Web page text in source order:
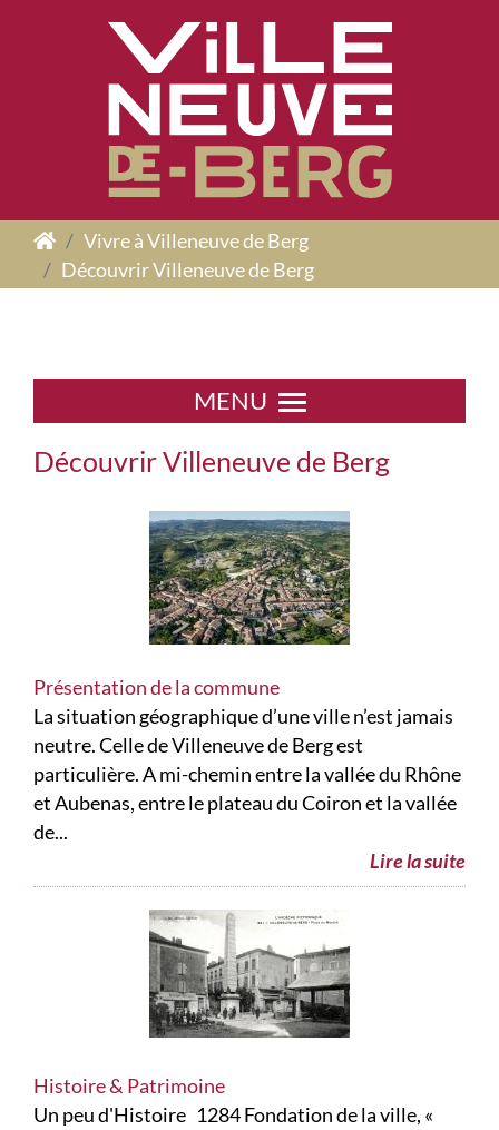
Vivre à Villeneuve de Berg
Découvrir Villeneuve de Berg
MENU
Découvrir Villeneuve de Berg
Présentation de la commune
La situation géographique d’une ville n’est jamais
neutre. Celle de Villeneuve de Berg est
particulière. A mi-chemin entre la vallée du Rhône
et Aubenas, entre le plateau du Coiron et la vallée
de...
Lire la suite
Histoire & Patrimoine
Un peu d'Histoire 1284 Fondation de la ville, «